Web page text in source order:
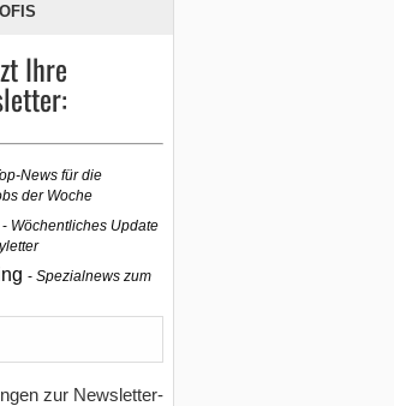
Ihre
News für die
der Woche
Wöchentliches Update
Spezialnews zum
zur Newsletter-